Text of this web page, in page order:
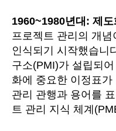
1960~1980년대: 제
프로젝트 관리의 개
인식되기 시작했습니
구소(PMI)가 설립되
화에 중요한 이정표
관리 관행과 용어를
트 관리 지식 체계